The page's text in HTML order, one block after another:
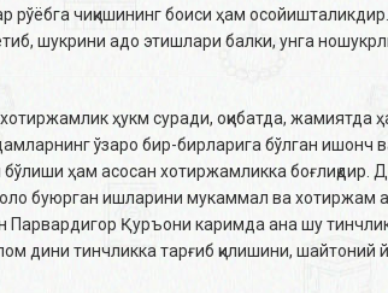
рўёбга чиқишининг боиси ҳам
шукрини адо этишлари балки, унга
хотиржамлик ҳукм суради, оқибатда,
ўзаро бир-бирларига бўлган ишонч
ҳам асосан хотиржамликка боғлиқдир.
буюрган ишларини мукаммал ва хотиржам
Парвардигор Қуръони каримда ана шу
дини тинчликка тарғиб қилишини, шайтоний